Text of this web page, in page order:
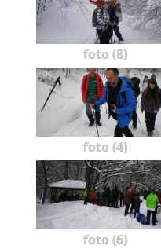
foto (8)
foto (4)
foto (6)